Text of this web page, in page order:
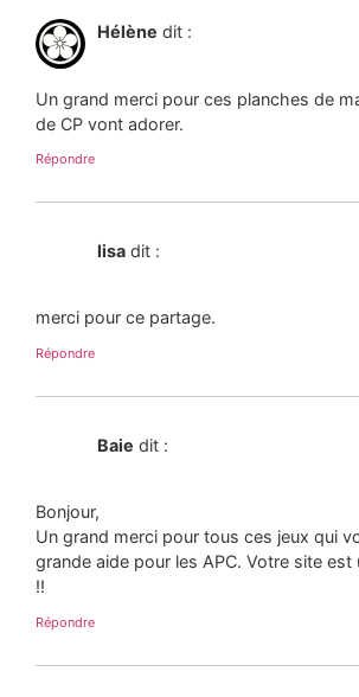
Hélène dit :
Un grand merci pour ces planches de
de CP vont adorer.
Répondre
lisa dit :
merci pour ce partage.
Répondre
Baie dit :
Bonjour,
Un grand merci pour tous ces jeux qui
grande aide pour les APC. Votre site est
!!
Répondre